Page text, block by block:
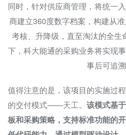
同时，针对供应商管理，将统一
商建立360度数字档案，构建从
考核、升降级，直至淘汰的全生
下，科大能通的采购业务将实现
事后可追溯
值得注意的是，该项目的实施过
的交付模式——天工。 该模式基
板和采购策略，支持标准功能的